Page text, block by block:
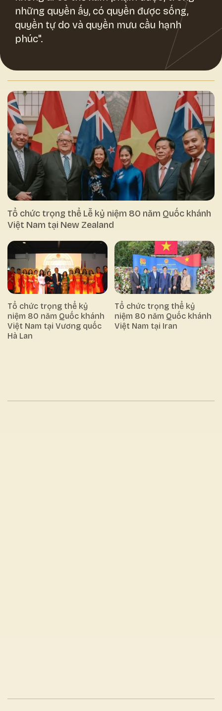
những quyền ấy, có quyền được sống,
quyền tự do và quyền mưu cầu hạnh
phúc".
Tổ chức trọng thể Lễ kỷ niệm 80 năm Quốc khánh
Việt Nam tại New Zealand
Tổ chức trọng thể kỷ
niệm 80 năm Quốc khánh
Việt Nam tại Vương quốc
Hà Lan
Tổ chức trọng thể kỷ
niệm 80 năm Quốc khánh
Việt Nam tại Iran